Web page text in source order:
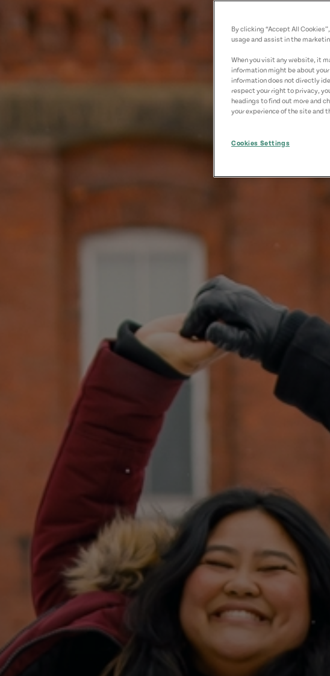
By clicking “Accept All
usage and assist in the
When you visit any website, it
information might be about
information does not directly
respect your right to privacy,
headings to find out more and
your experience of the site and
Cookies Settings